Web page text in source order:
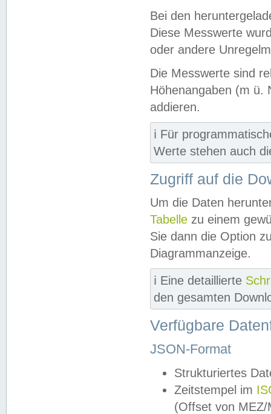
Bei den
Diese Messwerte
oder andere
Die Messwerte sind
Höhenangaben (m ü.
addieren.
ℹ️ Für
Werte stehen auch
Zugriff auf die
Um die Daten
Tabelle zu einem
Sie dann die Option
Diagrammanzeige.
ℹ️ Eine detaillierte
den gesamten
Verfügbare
JSON-Format
Strukturiertes
Zeitstempel im
(Offset von MEZ/